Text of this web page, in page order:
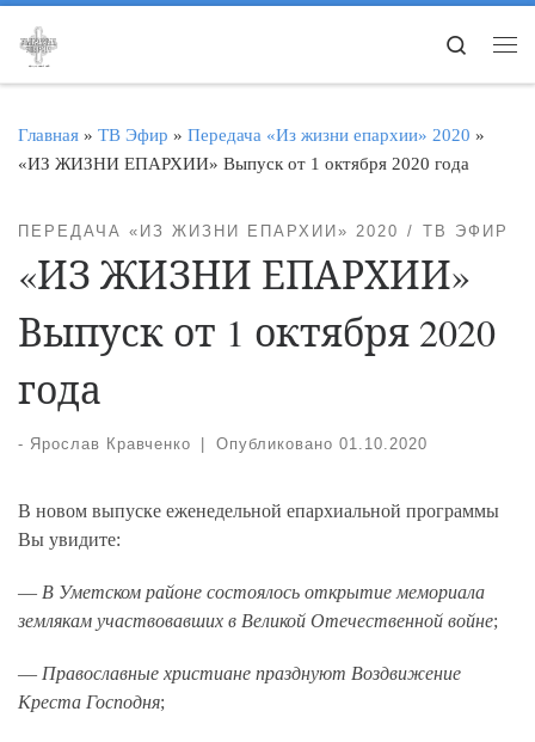
Перейти к содержимому
Search
Главная » ТВ Эфир » Передача «Из жизни епархии» 2020 »
«ИЗ ЖИЗНИ ЕПАРХИИ» Выпуск от 1 октября 2020 года
ПЕРЕДАЧА «ИЗ ЖИЗНИ ЕПАРХИИ» 2020 ТВ ЭФИР
«ИЗ ЖИЗНИ ЕПАРХИИ»
Выпуск от 1 октября 2020
года
- Ярослав Кравченко Опубликовано 01.10.2020
В новом выпуске еженедельной епархиальной программы
Вы увидите:
— В Уметском районе состоялось открытие мемориала
землякам участвовавших в Великой Отечественной войне;
— Православные христиане празднуют Воздвижение
Креста Господня;